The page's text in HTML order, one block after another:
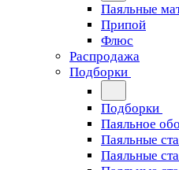
Паяльные
Припой
Флюс
Распродажа
Подборки
Подборки
Паяльное
Паяльные
Паяльные